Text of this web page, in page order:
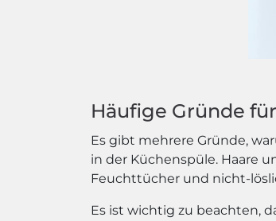
Häufige Gründe
Es gibt mehrere Gründe,
in der Küchenspüle. Haare
Feuchttücher und nicht-
Es ist wichtig zu beachten,